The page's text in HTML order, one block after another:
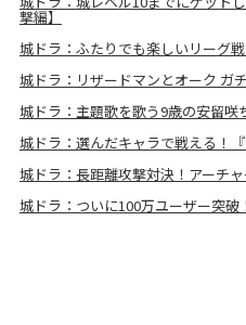
撃編】
城ドラ：ふたりでも楽しいリーグ
城ドラ：リザードマンとオーク ガ
城ドラ：主題歌を歌う9歳の安留咲
城ドラ：選んだキャラで戦える！
城ドラ：長距離攻撃対決！アーチ
城ドラ：ついに100万ユーザー突